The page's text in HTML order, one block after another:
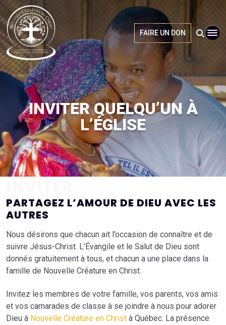
FAIRE UN DON
INVITER QUELQU’UN À
L’ÉGLISE
PARTAGEZ L’AMOUR DE DIEU AVEC LES
AUTRES
Nous désirons que chacun ait l’occasion de connaître et de
suivre Jésus-Christ. L’Évangile et le Salut de Dieu sont
donnés gratuitement à tous, et chacun a une place dans la
famille de Nouvelle Créature en Christ.
Invitez les membres de votre famille, vos parents, vos amis
et vos camarades de classe à se joindre à nous pour adorer
Dieu à Nouvelle Créature en Christ à Québec. La présence